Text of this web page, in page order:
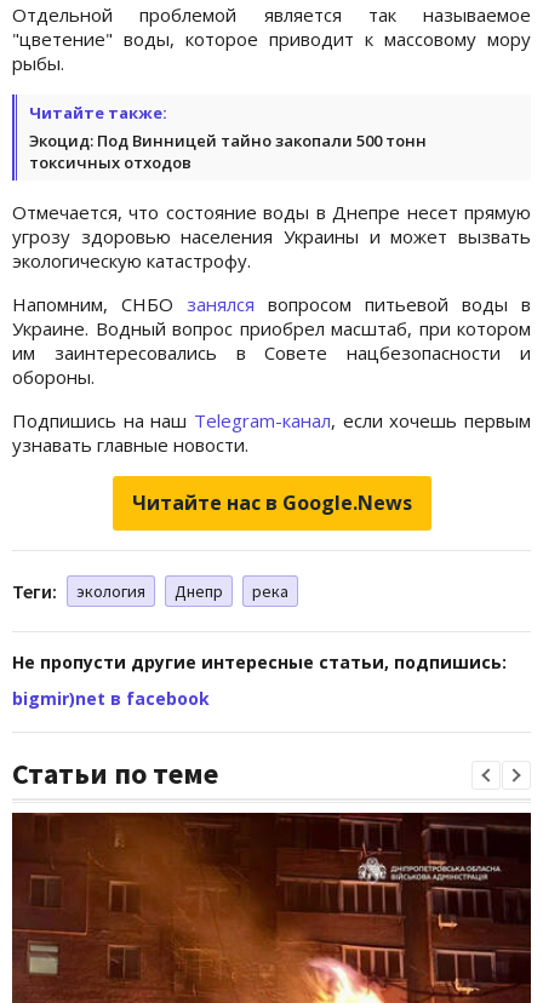
Отдельной проблемой является так называемое
"цветение" воды, которое приводит к массовому мору
рыбы.
Читайте также:
Экоцид: Под Винницей тайно закопали 500 тонн
токсичных отходов
Отмечается, что состояние воды в Днепре несет прямую
угрозу здоровью населения Украины и может вызвать
экологическую катастрофу.
Напомним, СНБО занялся вопросом питьевой воды в
Украине. Водный вопрос приобрел масштаб, при котором
им заинтересовались в Совете нацбезопасности и
обороны.
Подпишись на наш Telegram-канал, если хочешь первым
узнавать главные новости.
Читайте нас в Google.News
Теги: экология Днепр река
Не пропусти другие интересные статьи, подпишись:
bigmir)net в facebook
Статьи по теме